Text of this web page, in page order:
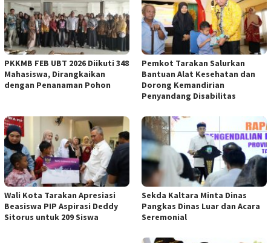
PKKMB FEB UBT 2026 Diikuti 348
Mahasiswa, Dirangkaikan
dengan Penanaman Pohon
Pemkot Tarakan Salurkan
Bantuan Alat Kesehatan dan
Dorong Kemandirian
Penyandang Disabilitas
Wali Kota Tarakan Apresiasi
Beasiswa PIP Aspirasi Deddy
Sitorus untuk 209 Siswa
Sekda Kaltara Minta Dinas
Pangkas Dinas Luar dan Acara
Seremonial